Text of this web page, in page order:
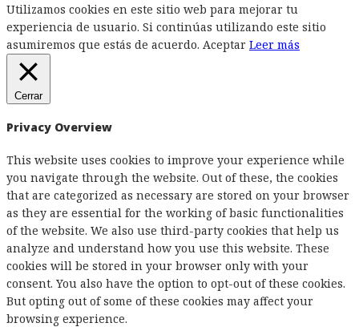
Utilizamos cookies en este sitio web para mejorar tu
experiencia de usuario. Si continúas utilizando este sitio
asumiremos que estás de acuerdo. Aceptar Leer más
Cerrar
Privacy Overview
This website uses cookies to improve your experience while
you navigate through the website. Out of these, the cookies
that are categorized as necessary are stored on your browser
as they are essential for the working of basic functionalities
of the website. We also use third-party cookies that help us
analyze and understand how you use this website. These
cookies will be stored in your browser only with your
consent. You also have the option to opt-out of these cookies.
But opting out of some of these cookies may affect your
browsing experience.